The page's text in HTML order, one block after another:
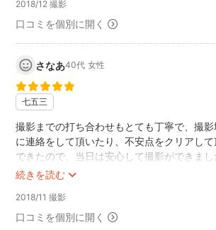
2018/12 撮影
口コミを個別に開く
さなあ40代 女性
七五三
続きを読む
撮影までの打ち合わせもとても丁寧で、撮
に連絡をして頂いたり、不安点をクリアし
できたので、当日は安心して撮影ができまし
子供へ優しく接して頂き、子供も終始ご機嫌
出来栄えも希望通り自然のショットが多く、
2018/11 撮影
口コミを個別に開く